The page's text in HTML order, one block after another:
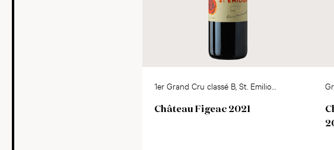
1er Grand Cru classé B, St. Emilion
Château Figeac 2021